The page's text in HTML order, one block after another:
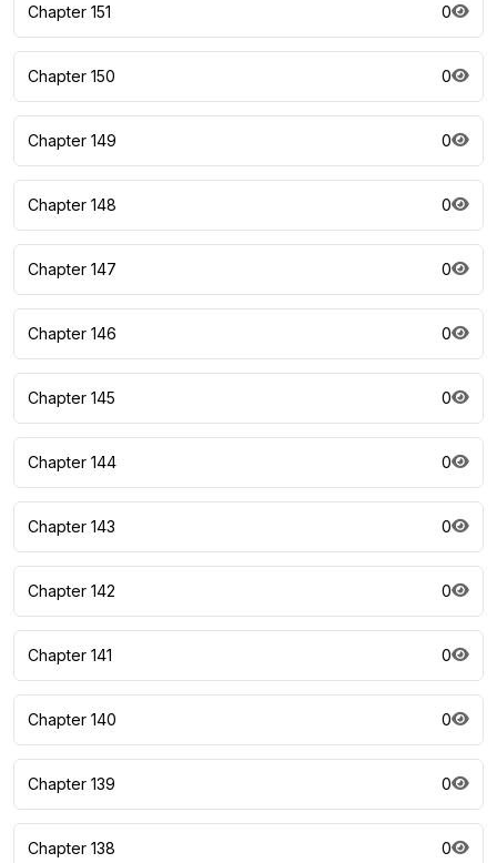
Chapter 151 0
Chapter 150 0
Chapter 149 0
Chapter 148 0
Chapter 147 0
Chapter 146 0
Chapter 145 0
Chapter 144 0
Chapter 143 0
Chapter 142 0
Chapter 141 0
Chapter 140 0
Chapter 139 0
Chapter 138 0